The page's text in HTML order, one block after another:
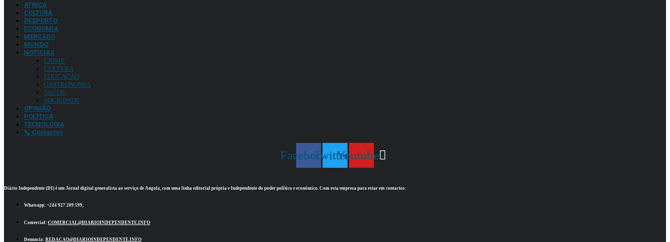
ÁFRICA
CULTURA
DESPORTO
ECONOMIA
MERCADO
MUNDO
NOTÍCIAS
CRIME
CULTURA
EDUCAÇÃO
GASTRONOMIA
SAÚDE
SOCIEDADE
OPINIÃO
POLÍTICA
TECNOLOGIA
📞 Contactos
FacebookTwitterYoutube
Diário Independente (DI) é um Jornal digital generalista ao serviço de Angola, com uma linha editorial própria e Independente do poder político e económico. Com esta empresa para estar em contactos:
Whatsapp: +244 927 209 599;
Comercial: COMERCIAL@DIARIOINDEPENDENTE.INFO
Denuncia: REDACAO@DIARIOINDEPENDENTE.INFO